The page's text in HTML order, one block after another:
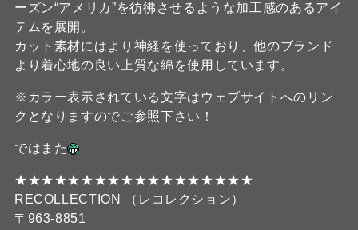
ーズン“アメリカ”を彷彿させるような加工感のあるアイ
テムを展開。
カット素材にはより神経を使っており、他のブランド
より着心地の良い上質な綿を使用しています。
※カラー表示されている文字はウェブサイトへのリン
クとなりますのでご参照下さい！
ではまた
★★★★★★★★★★★★★★★★★★
RECOLLECTION （レコレクション）
〒963-8851